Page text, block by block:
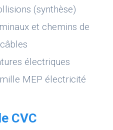
(synthèse)
et chemins de
câbles
électriques
MEP électricité
CVC